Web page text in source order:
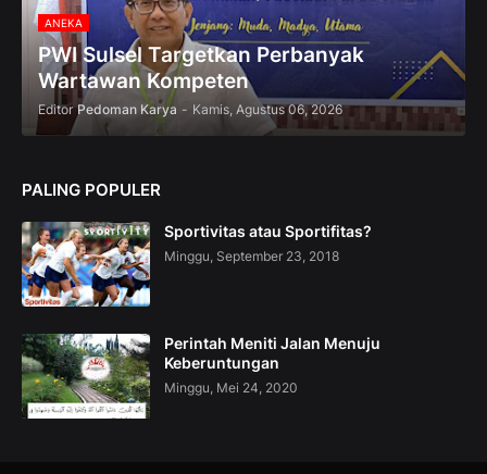
ANEKA
PWI Sulsel Targetkan Perbanyak
Wartawan Kompeten
Editor Pedoman Karya - Kamis, Agustus 06, 2026
PALING POPULER
Sportivitas atau Sportifitas?
Minggu, September 23, 2018
Perintah Meniti Jalan Menuju
Keberuntungan
Minggu, Mei 24, 2020